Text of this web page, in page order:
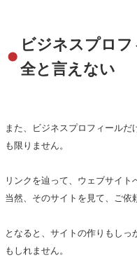
ビジネスプロ
全と言えない
また、ビジネスプロフィールだ
も限りません。
リンクを辿って、ウェブサイト
当然、そのサイトを見て、ご依
となると、サイトの作りもし
もしれません。